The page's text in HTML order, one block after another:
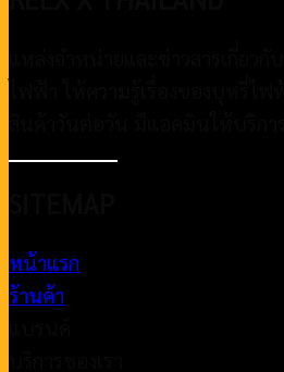
หน้าแรก
ร้านค้า